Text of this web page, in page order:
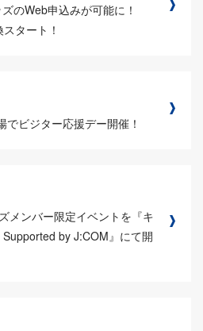
のWeb申込みが可能に！
タート！
でビジター応援デー開催！
メンバー限定イベントを『キ
by J:COM』にて開